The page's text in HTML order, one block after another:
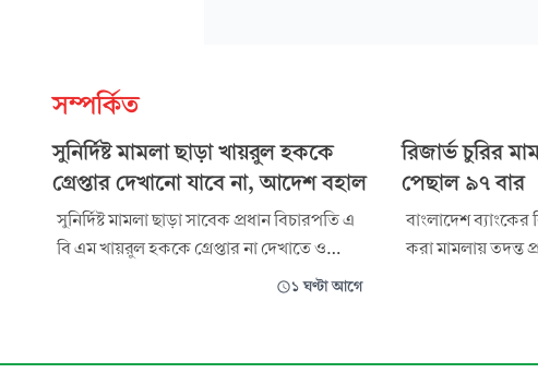
সম্পর্কিত
সুনির্দিষ্ট মামলা ছাড়া খায়রুল হককে
গ্রেপ্তার দেখানো যাবে না, আদেশ বহাল
সুনির্দিষ্ট মামলা ছাড়া সাবেক প্রধান বিচারপতি এ
বি এম খায়রুল হককে গ্রেপ্তার না দেখাতে ও
হয়রানি না করতে হাইকোর্টের দেওয়া আদেশের
জুবায়ের রহমান চৌধুরীর নেতৃত্বাধীন চার
১ ঘণ্টা আগে
রিজার্ভ চুরির
পেছাল ৯৭ বার
বাংলাদেশ ব্যাংকের
করা মামলায় তদন্ত
আগামী ১৪
অতিরিক্ত চীফ